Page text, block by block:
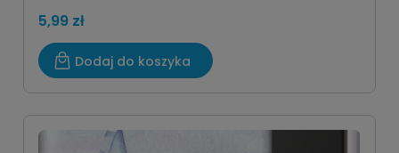
5,99 zł
Dodaj do koszyka